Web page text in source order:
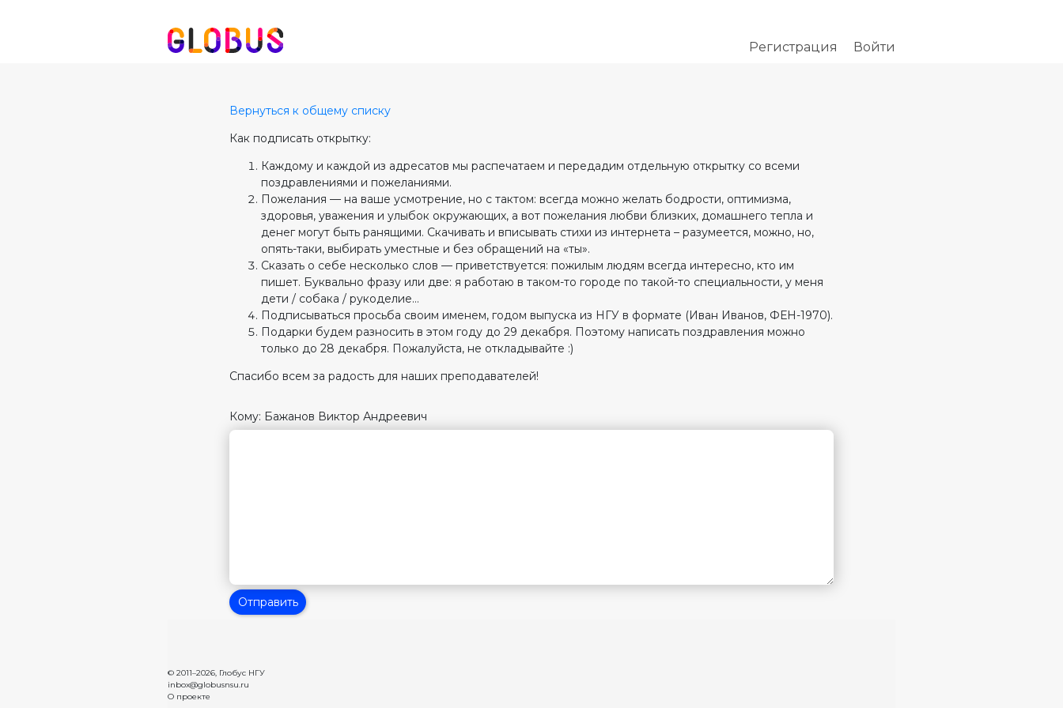
Регистрация Войти
Вернуться к общему списку
Как подписать открытку:
Каждому и каждой из адресатов мы распечатаем и передадим отдельную открытку со всеми
поздравлениями и пожеланиями.
Пожелания — на ваше усмотрение, но с тактом: всегда можно желать бодрости, оптимизма,
здоровья, уважения и улыбок окружающих, а вот пожелания любви близких, домашнего тепла и
денег могут быть ранящими. Скачивать и вписывать стихи из интернета – разумеется, можно, но,
опять-таки, выбирать уместные и без обращений на «ты».
Сказать о себе несколько слов — приветствуется: пожилым людям всегда интересно, кто им
пишет. Буквально фразу или две: я работаю в таком-то городе по такой-то специальности, у меня
дети / собака / рукоделие…
Подписываться просьба своим именем, годом выпуска из НГУ в формате (Иван Иванов, ФЕН-1970).
Подарки будем разносить в этом году до 29 декабря. Поэтому написать поздравления можно
только до 28 декабря. Пожалуйста, не откладывайте :)
Спасибо всем за радость для наших преподавателей!
Кому: Бажанов Виктор Андреевич
Отправить
© 2011–2026, Глобус НГУ
inbox@globusnsu.ru
О проекте